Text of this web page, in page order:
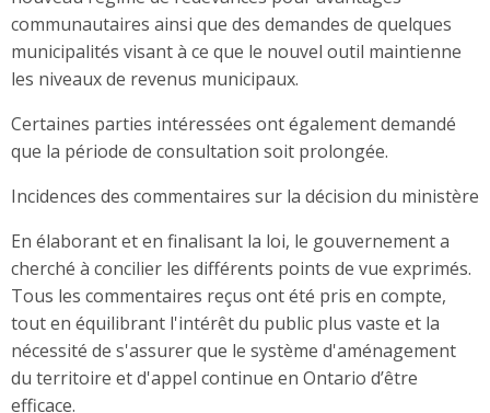
communautaires ainsi que des demandes de quelques
municipalités visant à ce que le nouvel outil maintienne
les niveaux de revenus municipaux.
Certaines parties intéressées ont également demandé
que la période de consultation soit prolongée.
Incidences des commentaires sur la décision du ministère
En élaborant et en finalisant la loi, le gouvernement a
cherché à concilier les différents points de vue exprimés.
Tous les commentaires reçus ont été pris en compte,
tout en équilibrant l'intérêt du public plus vaste et la
nécessité de s'assurer que le système d'aménagement
du territoire et d'appel continue en Ontario d’être
efficace.